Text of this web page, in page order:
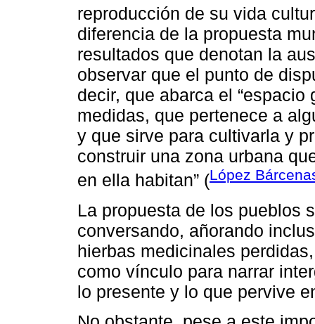
reproducción de su vida
diferencia de la propuesta
resultados que denotan la
observar que el punto de
decir, que abarca el
medidas, que pertenece a
y que sirve para cultivarla y
construir una zona urbana
en ella habitan” (López
La propuesta de los pueblos
conversando, añorando
hierbas medicinales
como vínculo para narrar
lo presente y lo que pervive